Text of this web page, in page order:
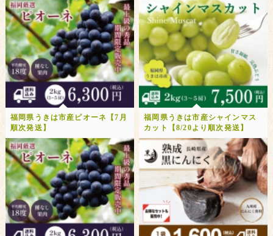
福岡県うきは市産ピオーネ【7月
順次発送】
福岡県うきは市産シャインマス
カット【8/20より順次発送】